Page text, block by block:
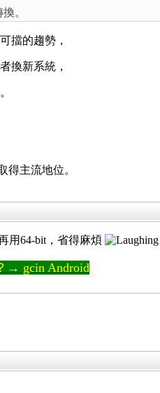
。
擋的趨勢，
換新系統，
得主流地位。
用64-bit，省得麻煩
→ gcin Android